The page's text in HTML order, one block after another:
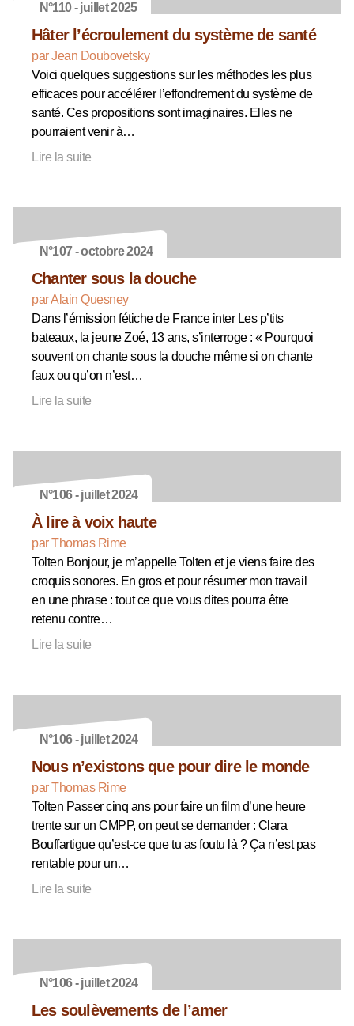
N°110 - juillet 2025
Hâter l’écroulement du système de santé
par Jean Doubovetsky
Voici quelques suggestions sur les méthodes les plus
efficaces pour accélérer l’effondrement du système de
santé. Ces propositions sont imaginaires. Elles ne
pourraient venir à…
Lire la suite
N°107 - octobre 2024
Chanter sous la douche
par Alain Quesney
Dans l’émission fétiche de France inter Les p’tits
bateaux, la jeune Zoé, 13 ans, s’interroge : « Pourquoi
souvent on chante sous la douche même si on chante
faux ou qu’on n’est…
Lire la suite
N°106 - juillet 2024
À lire à voix haute
par Thomas Rime
Tolten Bonjour, je m’appelle Tolten et je viens faire des
croquis sonores. En gros et pour résumer mon travail
en une phrase : tout ce que vous dites pourra être
retenu contre…
Lire la suite
N°106 - juillet 2024
Nous n’existons que pour dire le monde
par Thomas Rime
Tolten Passer cinq ans pour faire un film d’une heure
trente sur un CMPP, on peut se demander : Clara
Bouffartigue qu’est-ce que tu as foutu là ? Ça n’est pas
rentable pour un…
Lire la suite
N°106 - juillet 2024
Les soulèvements de l’amer